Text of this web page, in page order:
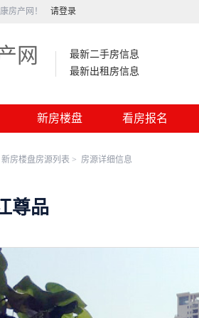
房产网！ 请登录
网
最新二手房信息
最新出租房信息
新房楼盘 看房报名
新房楼盘房源列表 > 房源详细信息
尊品